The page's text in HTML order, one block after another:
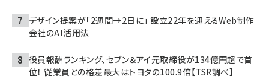
デザイン提案が「2週間→2日に」 設立22年を迎えるWeb制作
会社のAI活用法
役員報酬ランキング、セブン＆アイ元取締役が134億円超で首
位！ 従業員との格差最大はトヨタの100.9倍【TSR調べ】